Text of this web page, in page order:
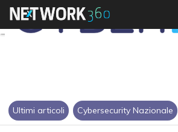
Ultimi articoli Cybersecurity Nazionale